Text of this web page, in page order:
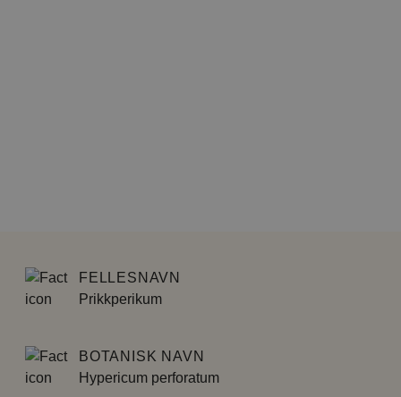
FELLESNAVN
Prikkperikum
BOTANISK NAVN
Hypericum perforatum